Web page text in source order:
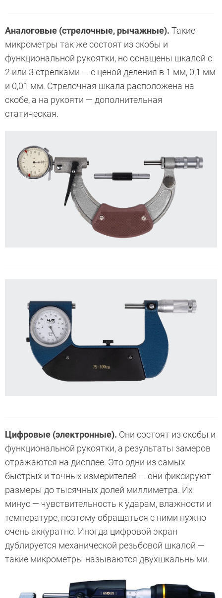
Аналоговые (стрелочные, рычажные). Такие
микрометры так же состоят из скобы и
функциональной рукоятки, но оснащены шкалой с
2 или 3 стрелками — с ценой деления в 1 мм, 0,1 мм
и 0,01 мм. Стрелочная шкала расположена на
скобе, а на рукояти — дополнительная
статическая.
Цифровые (электронные). Они состоят из скобы и
функциональной рукоятки, а результаты замеров
отражаются на дисплее. Это одни из самых
быстрых и точных измерителей — они фиксируют
размеры до тысячных долей миллиметра. Их
минус — чувствительность к ударам, влажности и
температуре, поэтому обращаться с ними нужно
очень аккуратно. Иногда цифровой экран
дублируется механической резьбовой шкалой —
такие микрометры называются двухшкальными.